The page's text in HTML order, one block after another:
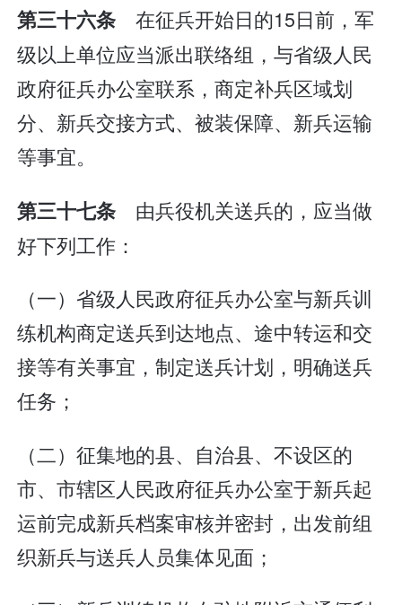
第三十六条 在征兵开始日的15日前，军
级以上单位应当派出联络组，与省级人民
政府征兵办公室联系，商定补兵区域划
分、新兵交接方式、被装保障、新兵运输
等事宜。
第三十七条 由兵役机关送兵的，应当做
好下列工作：
（一）省级人民政府征兵办公室与新兵训
练机构商定送兵到达地点、途中转运和交
接等有关事宜，制定送兵计划，明确送兵
任务；
（二）征集地的县、自治县、不设区的
市、市辖区人民政府征兵办公室于新兵起
运前完成新兵档案审核并密封，出发前组
织新兵与送兵人员集体见面；